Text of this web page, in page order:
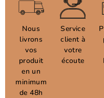
Nous
livrons
vos
produit
en un
minimum
de 48h
Service
client à
votre
écoute